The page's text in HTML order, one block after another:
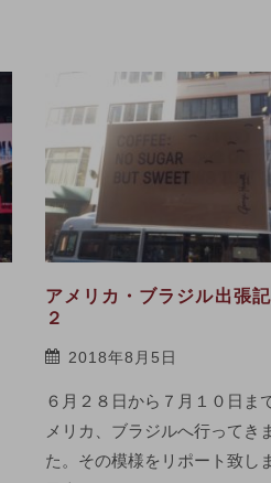
アメリカ・ブラジル出張
２
2018年8月5日
６月２８日から７月１０日ま
メリカ、ブラジルへ行ってき
た。その模様をリポート致し